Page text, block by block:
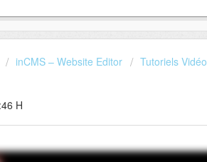
inCMS – Website Editor Tutoriels Vidéo
H